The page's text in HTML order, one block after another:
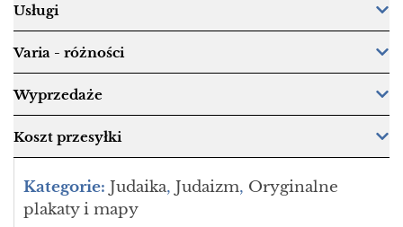
Usługi
Varia - różności
Wyprzedaże
Koszt przesyłki
Kategorie: Judaika, Judaizm, Oryginalne
plakaty i mapy